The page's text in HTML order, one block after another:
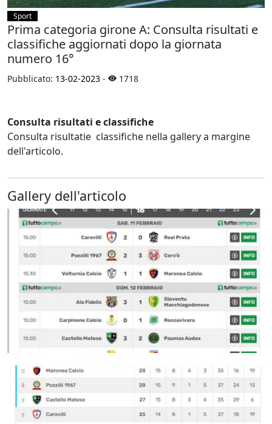
Sport
Prima categoria girone A: Consulta risultati e
classifiche aggiornati dopo la giornata
numero 16°
Pubblicato: 13-02-2023 - 1718
Consulta risultati e classifiche
Consulta risultatie classifiche nella gallery a margine
dell'articolo.
Gallery dell'articolo